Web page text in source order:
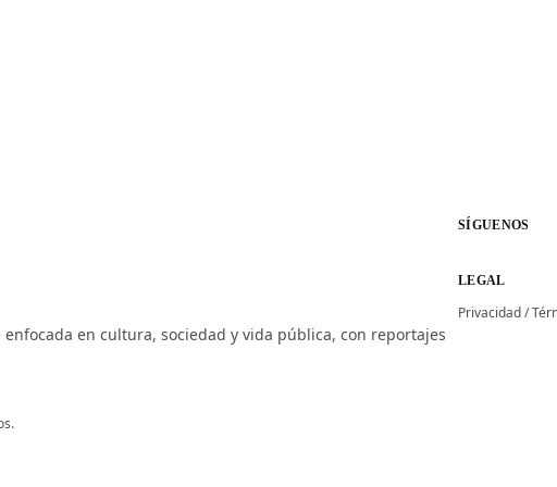
en cultura, sociedad y vida pública, con reportajes
SÍGUENOS
LEGAL
Privacidad/